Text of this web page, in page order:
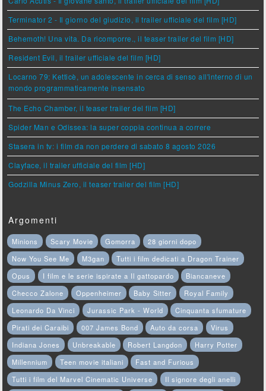
Terminator 2 - Il giorno del giudizio, il trailer ufficiale del film [HD]
Behemoth! Una vita. Da ricomporre., il teaser trailer del film [HD]
Resident Evil, il trailer ufficiale del film [HD]
Locarno 79: Ketticè, un adolescente in cerca di senso all'interno di un
mondo programmaticamente insensato
The Echo Chamber, il teaser trailer del film [HD]
Spider Man e Odissea: la super coppia continua a correre
Stasera in tv: i film da non perdere di sabato 8 agosto 2026
Clayface, il trailer ufficiale del film [HD]
Godzilla Minus Zero, il teaser trailer del film [HD]
Argomenti
Minions Scary Movie Gomorra
28 giorni dopo
Now You See Me
M3gan
Tutti i film dedicati a Dragon Trainer
Opus
I film e le serie ispirate a Il gattopardo
Biancaneve
Checco Zalone
Oppenheimer Baby Sitter
Royal Family
Leonardo Da Vinci
Jurassic Park - World
Cinquanta sfumature
Pirati dei Caraibi
007 James Bond Auto da corsa
Virus
Indiana Jones
Unbreakable Robert Langdon
Harry Potter
Millennium
Teen movie italiani
Fast and Furious
Tutti i film del Marvel Cinematic Universe
Il signore degli anelli